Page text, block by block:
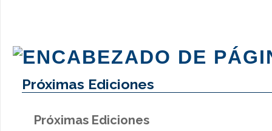
Próximas Ediciones
Próximas Ediciones